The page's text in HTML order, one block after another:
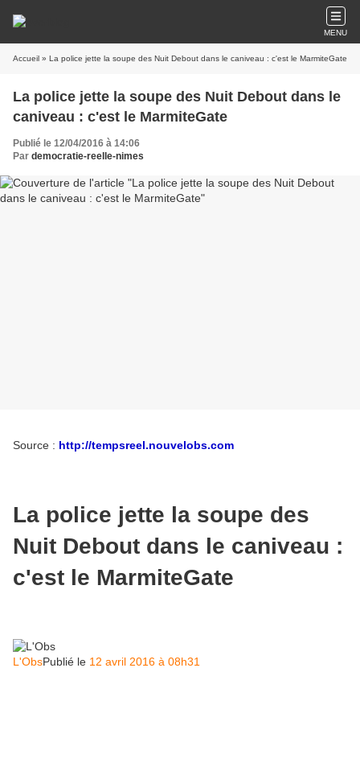
MENU
Accueil » La police jette la soupe des Nuit Debout dans le caniveau : c'est le MarmiteGate
La police jette la soupe des Nuit Debout dans le
caniveau : c'est le MarmiteGate
Publié le 12/04/2016 à 14:06
Par democratie-reelle-nimes
Source : http://tempsreel.nouvelobs.com
La police jette la soupe des
Nuit Debout dans le caniveau :
c'est le MarmiteGate
L'ObsPublié le 12 avril 2016 à 08h31